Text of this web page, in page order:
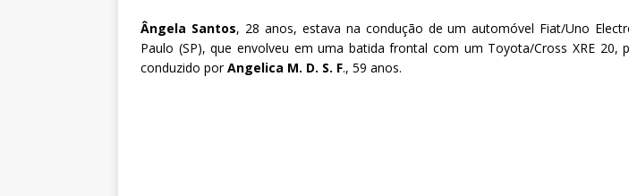
Ângela Santos, 28 anos, estava na condução de um automóvel Fiat/Uno
Paulo (SP), que envolveu em uma batida frontal com um Toyota/Cross XRE 20,
conduzido porAngelica M. D. S. F., 59 anos.